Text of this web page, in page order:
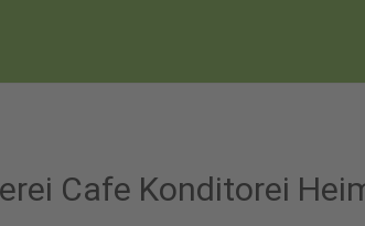
Cafe Konditorei